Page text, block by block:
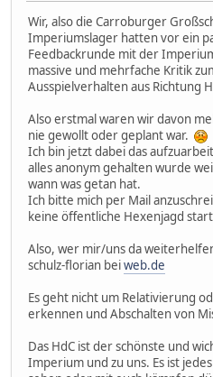
Wir, also die Carroburger
Imperiumslager hatten vor ein
Feedbackrunde mit der
massive und mehrfache Kritik
Ausspielverhalten aus Richtung
Also erstmal waren wir davon
nie gewollt oder geplant war.
Ich bin jetzt dabei das
alles anonym gehalten wurde
wann was getan hat.
Ich bitte mich per Mail
keine öffentliche Hexenjagd
Also, wer mir/uns da
schulz-florian beiweb.de
Es geht nicht um Relativierung
erkennen und Abschalten von
Das HdC ist der schönste und
Imperium und zu uns. Es ist